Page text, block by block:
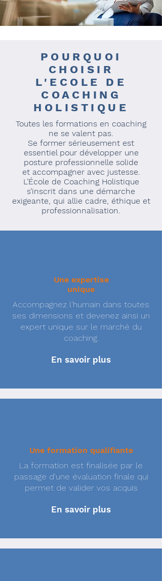
POURQUOI
CHOISIR
L'ECOLE DE
COACHING
HOLISTIQUE
Toutes les formations en coaching
ne se valent pas.
Se former sérieusement est
essentiel pour développer une
posture professionnelle solide
et accompagner avec justesse.
L’École de Coaching Holistique
s’inscrit dans une démarche
exigeante, qui allie cadre, éthique et
professionnalisation.
Une expertise
unique
Accompagnez l'humain dans toutes
ses dimensions et devenez ainsi un
expert unique sur le marché du
coaching.
En savoir plus
Une formation qualifiante
La formation est finalisée par le
passage d'une évaluation finale qui
permet de valider vos acquis
En savoir plus